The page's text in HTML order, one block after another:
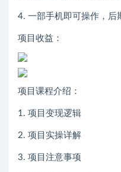
4. 一部手机即可操作，后
项目收益：
项目课程介绍：
1. 项目变现逻辑
2. 项目实操详解
3. 项目注意事项